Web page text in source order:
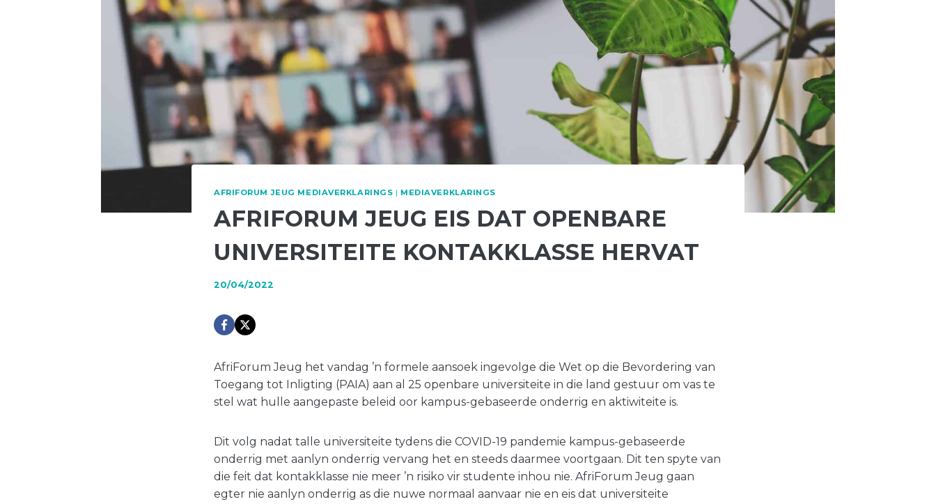
AFRIFORUM JEUG MEDIAVERKLARINGS | MEDIAVERKLARINGS
AFRIFORUM JEUG EIS DAT OPENBARE
UNIVERSITEITE KONTAKKLASSE HERVAT
20/04/2022
AfriForum Jeug het vandag ’n formele aansoek ingevolge die Wet op die Bevordering van
Toegang tot Inligting (PAIA) aan al 25 openbare universiteite in die land gestuur om vas te
stel wat hulle aangepaste beleid oor kampus-gebaseerde onderrig en aktiwiteite is.
Dit volg nadat talle universiteite tydens die COVID-19 pandemie kampus-gebaseerde
onderrig met aanlyn onderrig vervang het en steeds daarmee voortgaan. Dit ten spyte van
die feit dat kontakklasse nie meer ’n risiko vir studente inhou nie. AfriForum Jeug gaan
egter nie aanlyn onderrig as die nuwe normaal aanvaar nie en eis dat universiteite